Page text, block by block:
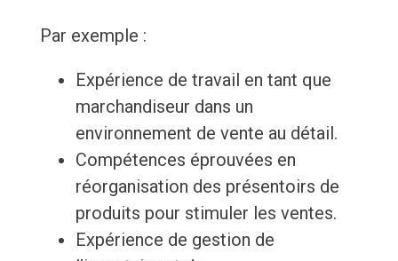
Par exemple :
Expérience de travail en tant que
marchandiseur dans un
environnement de vente au détail.
Compétences éprouvées en
réorganisation des présentoirs de
produits pour stimuler les ventes.
Expérience de gestion de